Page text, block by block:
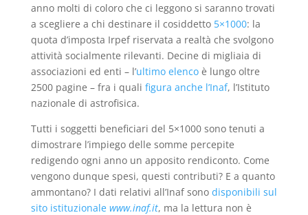
anno molti di coloro che ci leggono si saranno trovati
a scegliere a chi destinare il cosiddetto 5×1000: la
quota d’imposta Irpef riservata a realtà che svolgono
attività socialmente rilevanti. Decine di migliaia di
associazioni ed enti – l’ultimo elencoè lungo oltre
2500 pagine – fra i quali figura anche l’Inaf, l’Istituto
nazionale di astrofisica.
Tutti i soggetti beneficiari del 5×1000 sono tenuti a
dimostrare l’impiego delle somme percepite
redigendo ogni anno un apposito rendiconto. Come
vengono dunque spesi, questi contributi? E a quanto
ammontano? I dati relativi all’Inaf sono disponibili sul
sito istituzionale www.inaf.it, ma la lettura non è